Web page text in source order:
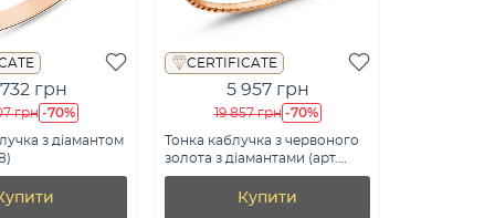
732 грн
грн -70%
з діамантом
CERTIFICATE
5 957 грн
19 857 грн -70%
Тонка каблучка з червоного
золота з діамантами (арт.
К011354)
Купити